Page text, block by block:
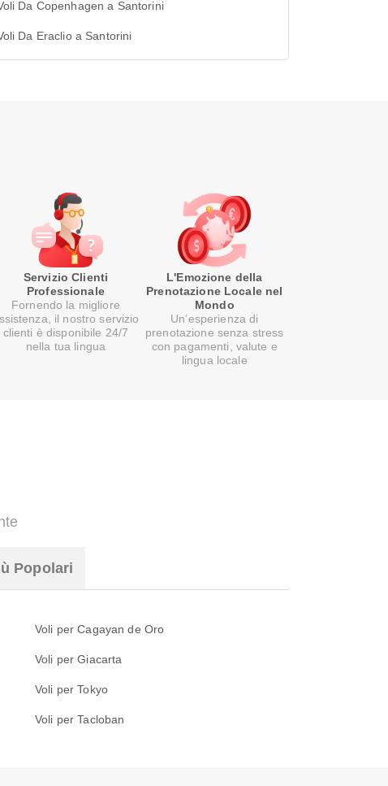
Da Copenhagen a Santorini
Da Eraclio a Santorini
Servizio Clienti
Professionale
Fornendo la migliore
il nostro servizio
clienti è disponibile 24/7
nella tua lingua
L'Emozione della
Prenotazione Locale nel
Mondo
Un’esperienza di
prenotazione senza stress
con pagamenti, valute e
lingua locale
Popolari
Voli per Cagayan de Oro
Voli per Giacarta
Voli per Tokyo
Voli per Tacloban